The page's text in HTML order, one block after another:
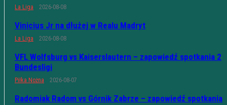
La Liga 2026-08-08
Vinicius Jr na dłużej w Realu Madryt
La Liga 2026-08-08
VFL Wolfsburg vs Kaiserslautern – zapowiedź spotkania 2
Bundesligi
Piłka Nożna 2026-08-07
Radomiak Radom vs Górnik Zabrze – zapowiedź spotkania